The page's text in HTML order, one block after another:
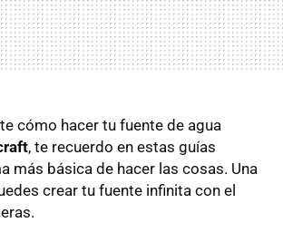
cómo hacer tu fuente de agua
, te recuerdo en estas guías
más básica de hacer las cosas. Una
crear tu fuente infinita con el